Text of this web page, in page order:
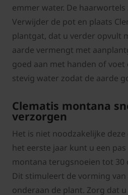
emmer water. De
Verwijder de pot en plaats
plantgat, dat u verder opvult
aarde vermengt met
goed aan met handen of voet
stevig water zodat de aarde
Clematis montana
verzorgen
Het is niet noodzakelijke
het eerste jaar kunt u een
montana terugsnoeien tot 30
Dit stimuleert de vorming
onderaan de plant. Zorg dat